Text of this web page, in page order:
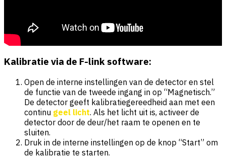
Kalibratie via de F-link software:
Open de interne instellingen van de detector en stel
de functie van de tweede ingang in op “Magnetisch.”
De detector geeft kalibratiegereedheid aan met een
continu geel licht. Als het licht uit is, activeer de
detector door de deur/het raam te openen en te
sluiten.
Druk in de interne instellingen op de knop “Start” om
de kalibratie te starten.